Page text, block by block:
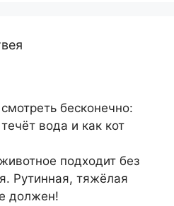
бесконечно:
вода и как кот
подходит без
Рутинная, тяжёлая
должен!